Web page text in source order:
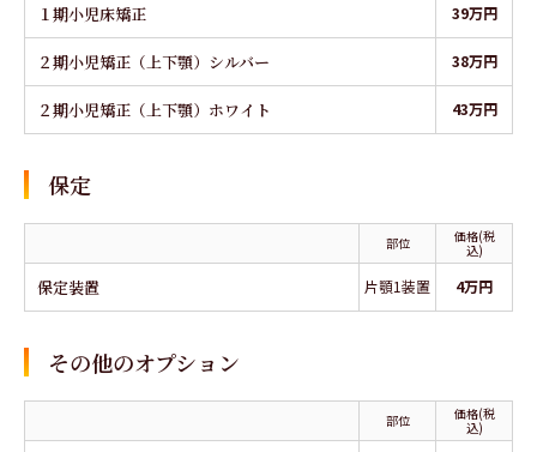
１期小児床矯正 39万円
２期小児矯正（上下顎）シルバー 38万円
２期小児矯正（上下顎）ホワイト 43万円
保定
部位
価格(税
込)
保定装置 片顎1装置 4万円
その他のオプション
部位
価格(税
込)